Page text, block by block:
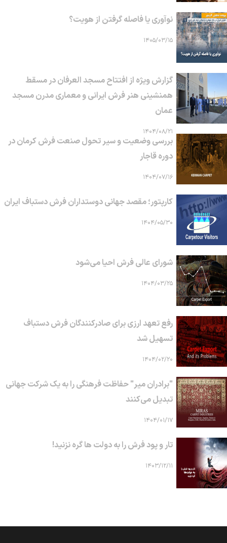
نوآوری یا فاصله گرفتن از هویت؟
۱۴۰۵/۰۳/۱۵
گزارش ویژه از افتتاح مسجد العرفان در مسقط
همنشینی هنر فرش ایرانی و معماری مدرن مسجد
عمان
۱۴۰۴/۰۸/۲۱
بررسی وضعیت و سیر تحول صنعت فرش کرمان در
دوره قاجار
۱۴۰۴/۰۷/۱۶
کارپتور؛ مقصد جهانی دوستداران فرش دستباف ایران
۱۴۰۴/۰۵/۳۰
شورای عالی فرش احیا می‌شود
۱۴۰۴/۰۳/۲۵
رفع تعهد ارزی برای صادرکنندگان فرش دستباف
تسهیل شد
۱۴۰۴/۰۲/۲۰
"برادران میر" حفاظت فرهنگی را به یک شرکت جهانی
تبدیل می‌کنند
۱۴۰۴/۰۱/۱۷
تار و پود فرش را به دولت ها گره نزنید!
۱۴۰۳/۱۲/۱۱